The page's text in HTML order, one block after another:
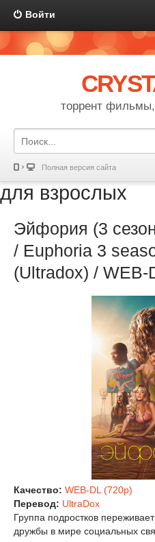
Войти
торрент
Полная версия сайта
для взрослых
Эйфория (3
/ Euphoria 3
(Ultradox) / WEB-
Качество: WEB-DL (720p)
Перевод: UltraDox
Группа подростков
дружбы в мире социальных